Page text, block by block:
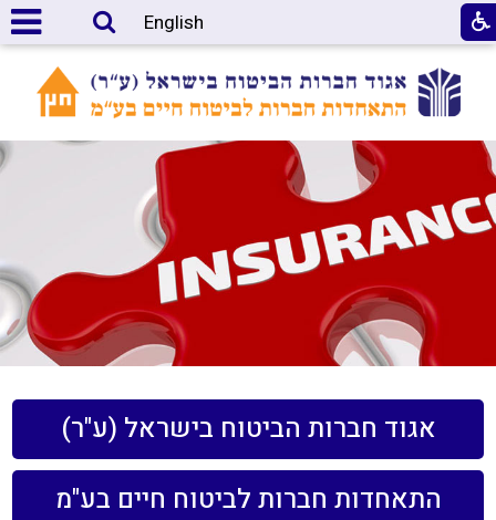
English
אגוד חברות הביטוח בישראל (ע"ר)
התאחדות חברות לביטוח חיים בע"מ